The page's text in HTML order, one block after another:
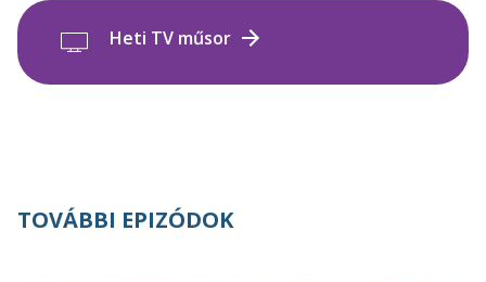
Heti TV műsor
TOVÁBBI EPIZÓDOK